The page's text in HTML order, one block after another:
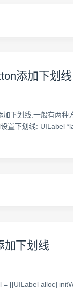
添加下划线
下划线,一般有两
置下划线: UILabel
加下划线
= [[UILabel alloc]